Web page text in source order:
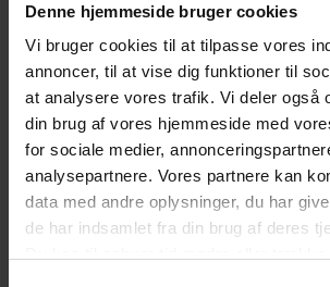
Denne hjemmeside bruger cookies
Vi bruger cookies til at tilpasse vores
annoncer, til at vise dig funktioner til
at analysere vores trafik. Vi deler også
din brug af vores hjemmeside med
for sociale medier,
analysepartnere. Vores partnere kan
data med andre oplysninger, du har
de har indsamlet fra din brug af deres
en af Sveriges absolut største
han blev spurgt, hvad han ville
anderledes i sit liv. Han holdt en
tænkepause og svarede: Jamen,
mange beslutninger, jeg ville
anderledes. ‘Jeg er egentlig glad
det, jeg har gjort. Men jeg har nok